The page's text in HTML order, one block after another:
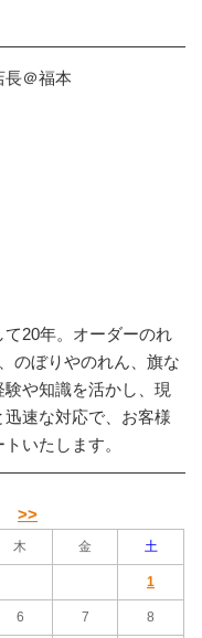
長＠福本
20年。オーダーのれ
のぼりやのれん、旗な
や知識を活かし、現
速な対応で、お客様
いたします。
>>
木 金 土
1
6 7 8